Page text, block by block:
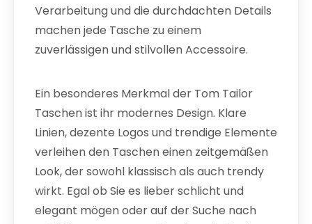
Verarbeitung und die durchdachten Details
machen jede Tasche zu einem
zuverlässigen und stilvollen Accessoire.
Ein besonderes Merkmal der Tom Tailor
Taschen ist ihr modernes Design. Klare
Linien, dezente Logos und trendige Elemente
verleihen den Taschen einen zeitgemäßen
Look, der sowohl klassisch als auch trendy
wirkt. Egal ob Sie es lieber schlicht und
elegant mögen oder auf der Suche nach